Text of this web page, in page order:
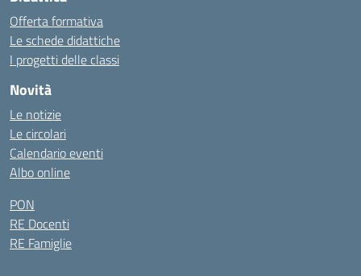
Offerta formativa
Le schede didattiche
I progetti delle classi
Novità
Le notizie
Le circolari
Calendario eventi
Albo online
PON
RE Docenti
RE Famiglie